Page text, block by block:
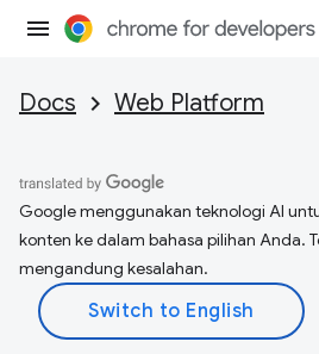
Docs Web Platform
Google menggunakan teknologi AI
konten ke dalam bahasa pilihan Anda.
mengandung kesalahan.